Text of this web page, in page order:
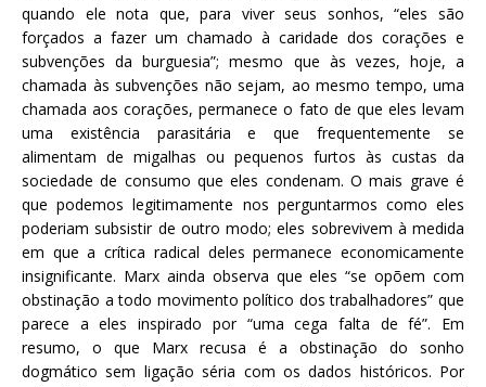
quando ele nota que, para viver seus sonhos, “eles são
forçados a fazer um chamado à caridade dos corações e
subvenções da burguesia”; mesmo que às vezes, hoje, a
chamada às subvenções não sejam, ao mesmo tempo, uma
chamada aos corações, permanece o fato de que eles levam
uma existência parasitária e que frequentemente se
alimentam de migalhas ou pequenos furtos às custas da
sociedade de consumo que eles condenam. O mais grave é
que podemos legitimamente nos perguntarmos como eles
poderiam subsistir de outro modo; eles sobrevivem à medida
em que a crítica radical deles permanece economicamente
insignificante. Marx ainda observa que eles “se opõem com
obstinação a todo movimento político dos trabalhadores” que
parece a eles inspirado por “uma cega falta de fé”. Em
resumo, o que Marx recusa é a obstinação do sonho
dogmático sem ligação séria com os dados históricos. Por